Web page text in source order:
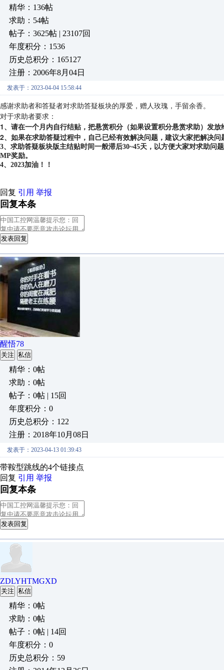
精华：136帖
求助：54帖
帖子：3625帖 | 23107回
年度积分：1536
历史总积分：165127
注册：2006年8月04日
发表于：2023-04-04 15:58:44
感谢求助者和答疑者对求助答疑板块的厚爱，赠人玫瑰，手留余香。
对于求助者要求：
1、请在一个月内自行结贴，把悬赏积分（如果设置积分悬赏求助）发放
2、如果在求助答疑过程中，自己已经有效解决问题，建议大家把解决
3、求助答疑板块版主结贴时间一般滞后30~45天，以方便大家对求助
MP奖励。
4、2023加油！！
回复 引用 举报
回复本条
发表回复
醒悟78
关注 私信
精华：0帖
求助：0帖
帖子：0帖 | 15回
年度积分：0
历史总积分：122
注册：2018年10月08日
发表于：2023-04-13 01:39:43
带鞍型跳线的4个链接点
回复 引用 举报
回复本条
发表回复
ZDLYHTMGXD
关注 私信
精华：0帖
求助：0帖
帖子：0帖 | 14回
年度积分：0
历史总积分：59